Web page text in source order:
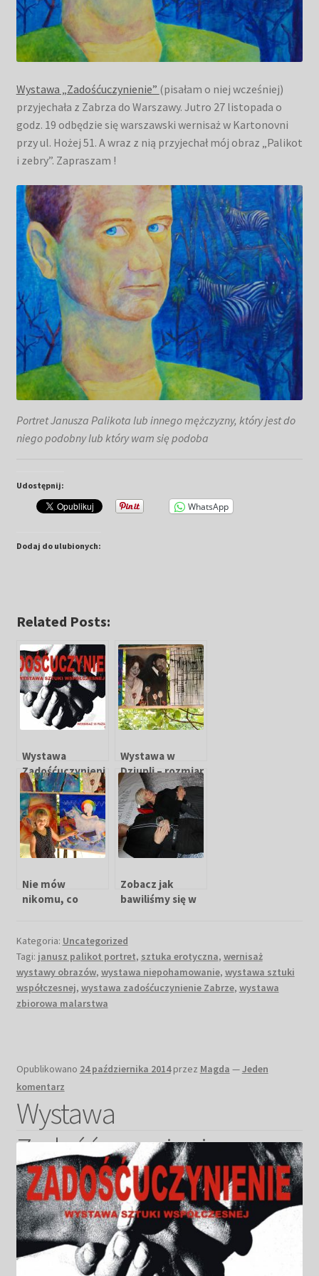
Wystawa „Zadośćuczynienie” (pisałam o niej wcześniej)
przyjechała z Zabrza do Warszawy. Jutro 27 listopada o
godz. 19 odbędzie się warszawski wernisaż w Kartonovni
przy ul. Hożej 51. A wraz z nią przyjechał mój obraz „Palikot
i zebry”. Zapraszam !
Portret Janusza Palikota lub innego mężczyzny, który jest do
niego podobny lub który wam się podoba
Udostępnij:
WhatsApp
Dodaj do ulubionych:
Related Posts:
Wystawa
Zadośćuczynieni
e Zabrze 2014
Wystawa w
Dziupli – rozmiar
nie ma
znaczenia!
Nie mów
nikomu, co
Zobacz jak
bawiliśmy się w
Kategoria: Uncategorized
Tagi: janusz palikot portret, sztuka erotyczna, wernisaż
wystawy obrazów, wystawa niepohamowanie, wystawa sztuki
współczesnej, wystawa zadośćuczynienie Zabrze, wystawa
zbiorowa malarstwa
Opublikowano 24 października 2014 przez Magda —Jeden
komentarz
Wystawa
Zadośćuczynienie
Zabrze 2014